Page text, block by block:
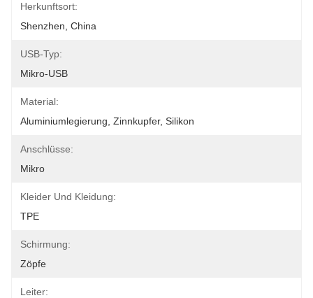
Herkunftsort:
Shenzhen, China
USB-Typ:
Mikro-USB
Material:
Aluminiumlegierung, Zinnkupfer, Silikon
Anschlüsse:
Mikro
Kleider Und Kleidung:
TPE
Schirmung:
Zöpfe
Leiter: